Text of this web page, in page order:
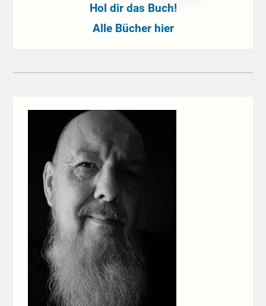
Hol dir das Buch!
Alle Bücher hier